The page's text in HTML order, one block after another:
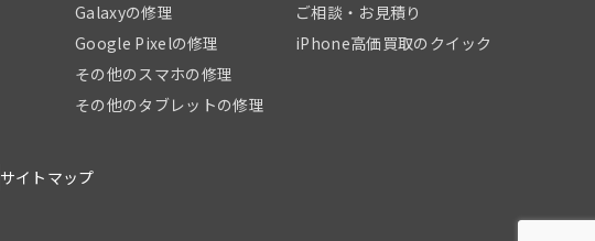
Galaxyの修理
Google Pixelの修理
その他のスマホの修理
その他のタブレットの修理
ご相談・お見積り
iPhone高価買取のクイック
サイトマップ